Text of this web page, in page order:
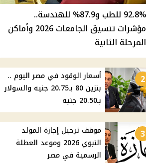
92.8% للطب و87.9% للهندسة..
مؤشرات تنسيق الجامعات 2026 وأماكن
المرحلة الثانية
2
أسعار الوقود في مصر اليوم ..
بنزين 80 بـ20.75 جنيه والسولار
بـ20.50 جنيه
3
موقف ترحيل إجازة المولد
النبوي 2026 وموعد العطلة
الرسمية في مصر